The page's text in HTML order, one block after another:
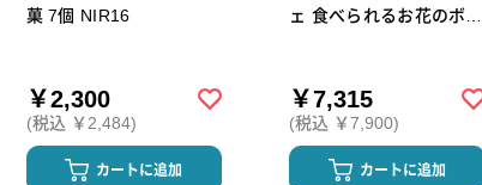
菓 7個 NIR16
￥2,300
(税込 ￥2,484)
カートに追加
ェ 食べられるお花のボッ
￥7,315
(税込 ￥7,900)
カートに追加